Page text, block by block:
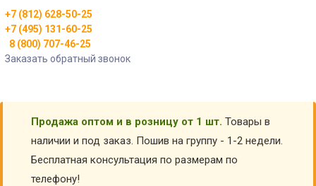
+7 (812) 628-50-25
+7 (495) 131-60-25
8 (800) 707-46-25
Заказать обратный звонок
Продажа оптом и в розницу от 1 шт. Товары в
наличии и под заказ. Пошив на группу - 1-2 недели.
Бесплатная консультация по размерам по
телефону!